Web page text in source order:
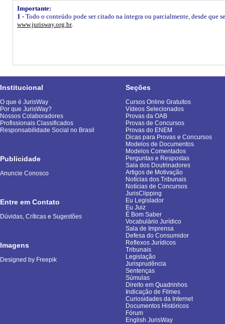
Importante:
1 - Todo o conteúdo pode ser citado na íntegra ou parcialmente, desde que
www.jurisway.org.br.
Institucional
O que é JurisWay
Por que JurisWay?
Nossos Colaboradores
Profissionais Classificados
Responsabilidade Social no Brasil
Publicidade
Anuncie Conosco
Entre em Contato
Dúvidas, Críticas e Sugestões
Imagens
Designed by Freepik
Seções
Cursos Online Gratuitos
Vídeos Selecionados
Provas da OAB
Provas de Concursos
Provas do ENEM
Dicas para Provas e Concursos
Modelos de Documentos
Modelos Comentados
Perguntas e Respostas
Sala dos Doutrinadores
Artigos de Motivação
Notícias dos Tribunais
Notícias de Concursos
JurisClipping
Eu Legislador
Eu Juiz
É Bom Saber
Vocabulário Jurídico
Sala de Imprensa
Defesa do Consumidor
Reflexos Jurídicos
Tribunais
Legislação
Jurisprudência
Sentenças
Súmulas
Direito em Quadrinhos
Indicação de Filmes
Curiosidades da Internet
Documentos Históricos
Fórum
English JurisWay